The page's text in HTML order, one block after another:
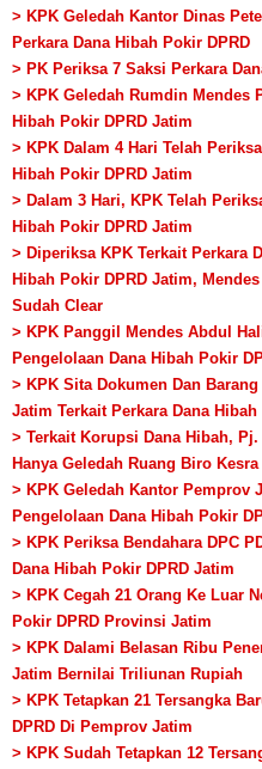
> KPK Geledah Kantor Dinas
Perkara Dana Hibah Pokir DPRD
> PK Periksa 7 Saksi Perkara
> KPK Geledah Rumdin Mendes
Hibah Pokir DPRD Jatim
> KPK Dalam 4 Hari Telah
Hibah Pokir DPRD Jatim
> Dalam 3 Hari, KPK Telah
Hibah Pokir DPRD Jatim
> Diperiksa KPK Terkait Perkara
Hibah Pokir DPRD Jatim,
Sudah Clear
> KPK Panggil Mendes Abdul
Pengelolaan Dana Hibah Pokir
> KPK Sita Dokumen Dan
Jatim Terkait Perkara Dana Hibah
> Terkait Korupsi Dana Hibah,
Hanya Geledah Ruang Biro Kesra
> KPK Geledah Kantor Pemprov
Pengelolaan Dana Hibah Pokir
> KPK Periksa Bendahara DPC
Dana Hibah Pokir DPRD Jatim
> KPK Cegah 21 Orang Ke Luar
Pokir DPRD Provinsi Jatim
> KPK Dalami Belasan Ribu
Jatim Bernilai Triliunan Rupiah
> KPK Tetapkan 21 Tersangka
DPRD Di Pemprov Jatim
> KPK Sudah Tetapkan 12